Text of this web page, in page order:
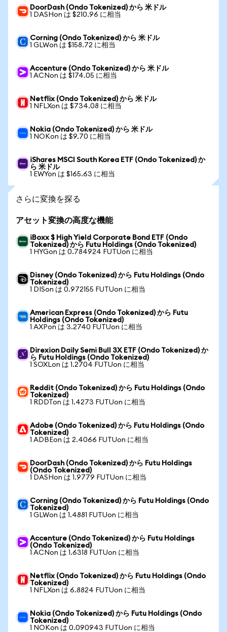
DoorDash (Ondo Tokenized) から 米ドル
1 DASHon は $210.96 に相当
Corning (Ondo Tokenized) から 米ドル
1 GLWon は $158.72 に相当
Accenture (Ondo Tokenized) から 米ドル
1 ACNon は $174.05 に相当
Netflix (Ondo Tokenized) から 米ドル
1 NFLXon は $734.08 に相当
Nokia (Ondo Tokenized) から 米ドル
1 NOKon は $9.70 に相当
iShares MSCI South Korea ETF (Ondo Tokenized) か
ら 米ドル
1 EWYon は $165.63 に相当
さらに変換を探る
アセット変換の高度な機能
iBoxx $ High Yield Corporate Bond ETF (Ondo
Tokenized) から Futu Holdings (Ondo Tokenized)
1 HYGon は 0.784924 FUTUon に相当
Disney (Ondo Tokenized) から Futu Holdings (Ondo
Tokenized)
1 DISon は 0.972155 FUTUon に相当
American Express (Ondo Tokenized) から Futu
Holdings (Ondo Tokenized)
1 AXPon は 3.2740 FUTUon に相当
Direxion Daily Semi Bull 3X ETF (Ondo Tokenized) か
ら Futu Holdings (Ondo Tokenized)
1 SOXLon は 1.2704 FUTUon に相当
Reddit (Ondo Tokenized) から Futu Holdings (Ondo
Tokenized)
1 RDDTon は 1.4273 FUTUon に相当
Adobe (Ondo Tokenized) から Futu Holdings (Ondo
Tokenized)
1 ADBEon は 2.4066 FUTUon に相当
DoorDash (Ondo Tokenized) から Futu Holdings
(Ondo Tokenized)
1 DASHon は 1.9779 FUTUon に相当
Corning (Ondo Tokenized) から Futu Holdings (Ondo
Tokenized)
1 GLWon は 1.4881 FUTUon に相当
Accenture (Ondo Tokenized) から Futu Holdings
(Ondo Tokenized)
1 ACNon は 1.6318 FUTUon に相当
Netflix (Ondo Tokenized) から Futu Holdings (Ondo
Tokenized)
1 NFLXon は 6.8824 FUTUon に相当
Nokia (Ondo Tokenized) から Futu Holdings (Ondo
Tokenized)
1 NOKon は 0.090943 FUTUon に相当